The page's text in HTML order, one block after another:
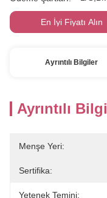
En İyi Fiyatı Alın
Ayrıntılı Bilgiler
Ayrıntılı
Menşe Yeri:
Sertifika:
Yetenek Temini: